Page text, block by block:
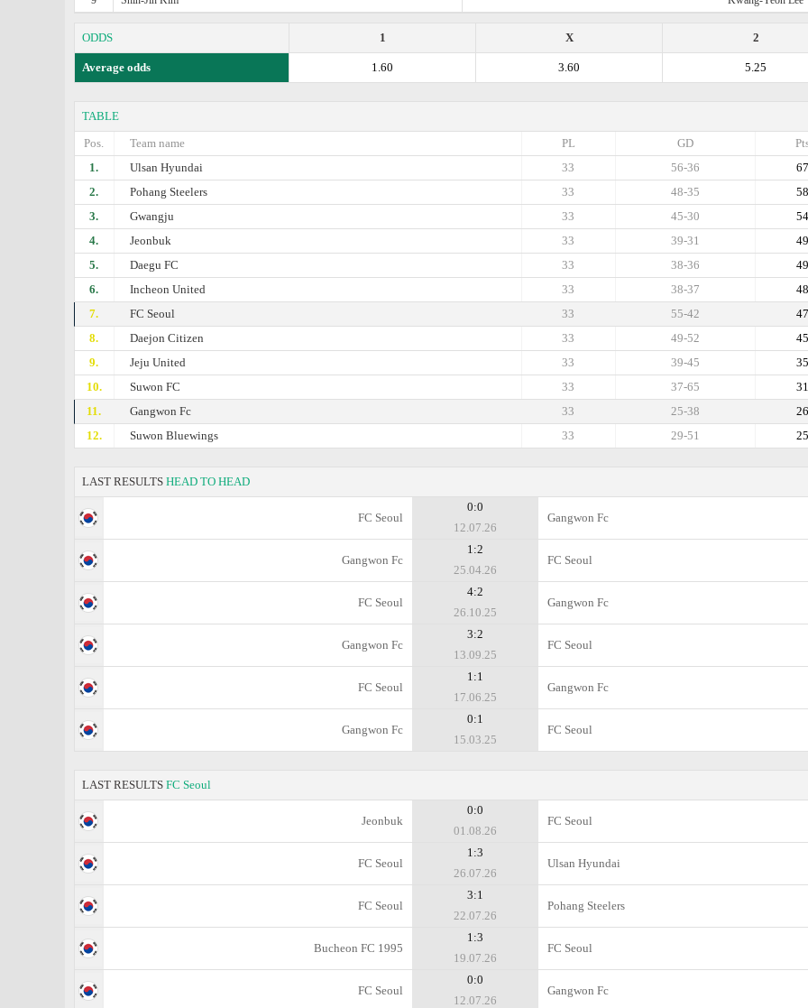
ODDS 2
X
1
Average odds 5.25
3.60
1.60
TABLE
Pos.
Team name GD
PL
1.
Ulsan Hyundai 67
56-36
33
2.
Pohang Steelers 58
48-35
33
3.
Gwangju 54
45-30
33
4.
Jeonbuk 49
39-31
33
5.
Daegu FC 49
38-36
33
6.
Incheon United 48
38-37
33
7.
FC Seoul 47
55-42
33
8.
Daejon Citizen 45
49-52
33
9.
Jeju United 35
39-45
33
10.
Suwon FC 31
37-65
33
11.
Gangwon Fc 26
25-38
33
12.
Suwon Bluewings 25
29-51
33
LAST RESULTS HEAD TO HEAD
FC Seoul
0:0
12.07.26
Gangwon Fc
Gangwon Fc
1:2
25.04.26
FC Seoul
FC Seoul
4:2
26.10.25
Gangwon Fc
Gangwon Fc
3:2
13.09.25
FC Seoul
FC Seoul
1:1
17.06.25
Gangwon Fc
Gangwon Fc
0:1
15.03.25
FC Seoul
LAST RESULTS FC Seoul
Jeonbuk
0:0
01.08.26
FC Seoul
FC Seoul
1:3
26.07.26
Ulsan Hyundai
FC Seoul
3:1
22.07.26
Pohang Steelers
Bucheon FC 1995
1:3
19.07.26
FC Seoul
FC Seoul
0:0
12.07.26
Gangwon Fc